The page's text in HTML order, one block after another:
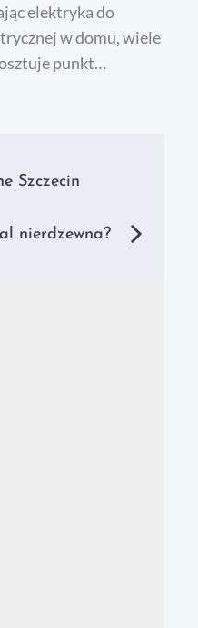
elektryka do
w domu, wiele
punkt…
Szczecin
nierdzewna?